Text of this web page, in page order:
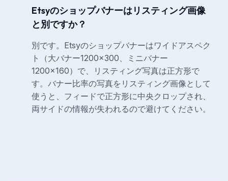
Etsyのショップバナーはリスティング画像
と別ですか？
別です。Etsyのショップバナーはワイドアスペク
ト（大バナー1200×300、ミニバナー
1200×160）で、リスティング写真は正方形で
す。バナー比率の写真をリスティング画像として
使うと、フィードで正方形に中央クロップされ、
両サイドの情報が失われるので避けてください。